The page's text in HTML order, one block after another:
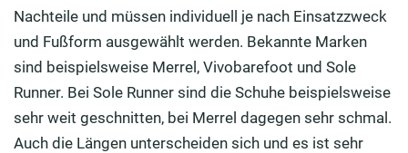
Nachteile und müssen individuell je nach Einsatzzweck
und Fußform ausgewählt werden. Bekannte Marken
sind beispielsweise Merrel, Vivobarefoot und Sole
Runner. Bei Sole Runner sind die Schuhe beispielsweise
sehr weit geschnitten, bei Merrel dagegen sehr schmal.
Auch die Längen unterscheiden sich und es ist sehr